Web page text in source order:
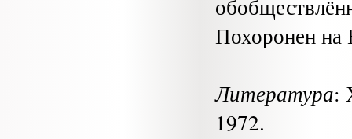
Похоронен на
Литература:
1972.